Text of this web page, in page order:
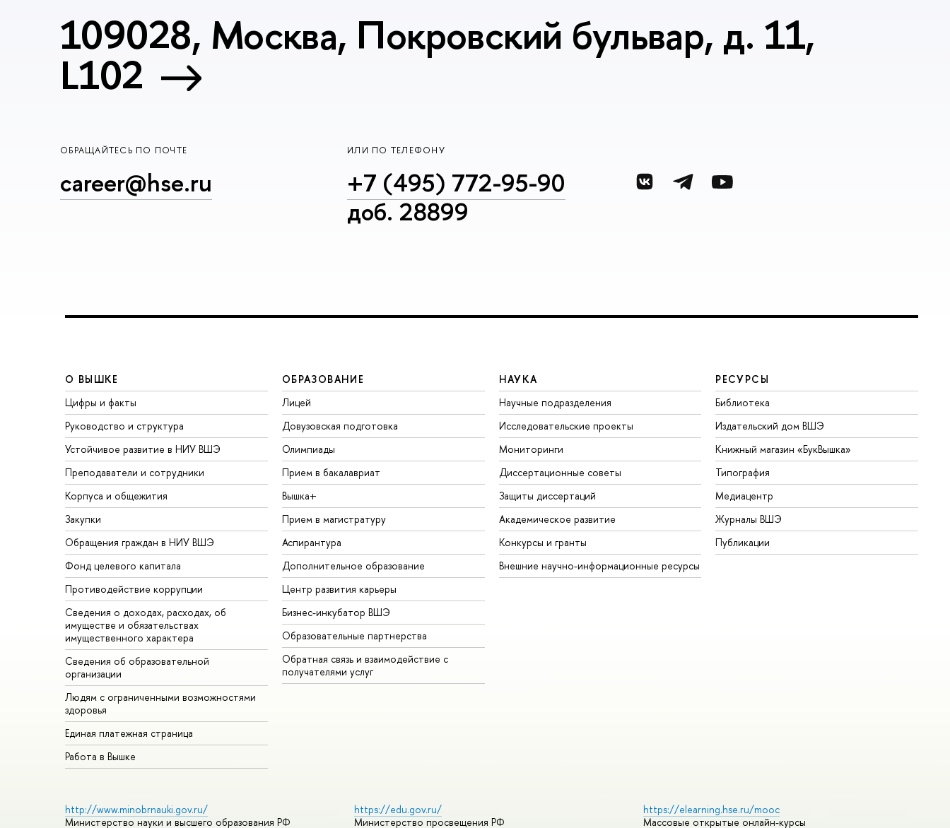
109028, Москва, Покровский бульвар, д. 11,
L102
ОБРАЩАЙТЕСЬ ПО ПОЧТЕ
career@hse.ru
ИЛИ ПО ТЕЛЕФОНУ
+7 (495) 772-95-90
доб. 28899
О ВЫШКЕ
Цифры и факты
Руководство и структура
Устойчивое развитие в НИУ ВШЭ
Преподаватели и сотрудники
Корпуса и общежития
Закупки
Обращения граждан в НИУ ВШЭ
Фонд целевого капитала
Противодействие коррупции
Сведения о доходах, расходах, об
имуществе и обязательствах
имущественного характера
Сведения об образовательной
организации
Людям с ограниченными возможностями
здоровья
Единая платежная страница
Работа в Вышке
ОБРАЗОВАНИЕ
Лицей
Довузовская подготовка
Олимпиады
Прием в бакалавриат
Вышка+
Прием в магистратуру
Аспирантура
Дополнительное образование
Центр развития карьеры
Бизнес-инкубатор ВШЭ
Образовательные партнерства
Обратная связь и взаимодействие с
получателями услуг
НАУКА
Научные подразделения
Исследовательские проекты
Мониторинги
Диссертационные советы
Защиты диссертаций
Академическое развитие
Конкурсы и гранты
Внешние научно-информационные ресурсы
РЕСУРСЫ
Библиотека
Издательский дом ВШЭ
Книжный магазин «БукВышка»
Типография
Медиацентр
Журналы ВШЭ
Публикации
http://www.minobrnauki.gov.ru/
Министерство науки и высшего образования РФ
https://edu.gov.ru/
Министерство просвещения РФ
https://elearning.hse.ru/mooc
Массовые открытые онлайн-курсы